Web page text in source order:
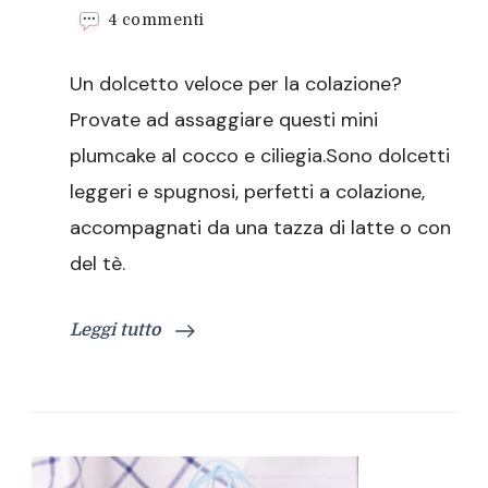
4 commenti
al
cocco
ciliegia
Un dolcetto veloce per la colazione?
Provate ad assaggiare questi mini
plumcake al cocco e ciliegia.Sono dolcetti
leggeri e spugnosi, perfetti a colazione,
accompagnati da una tazza di latte o con
del tè.
Leggi tutto